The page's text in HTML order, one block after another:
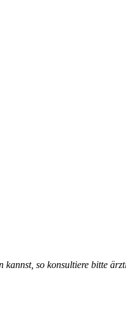
so konsultiere bitte